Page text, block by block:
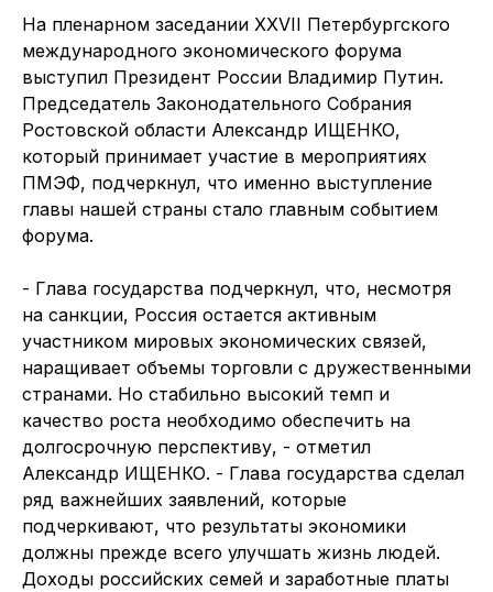
На пленарном заседании XXVII Петербургского
международного экономического форума
выступил Президент России Владимир Путин.
Председатель Законодательного Собрания
Ростовской области Александр ИЩЕНКО,
который принимает участие в мероприятиях
ПМЭФ, подчеркнул, что именно выступление
главы нашей страны стало главным событием
форума.
- Глава государства подчеркнул, что, несмотря
на санкции, Россия остается активным
участником мировых экономических связей,
наращивает объемы торговли с дружественными
странами. Но стабильно высокий темп и
качество роста необходимо обеспечить на
долгосрочную перспективу, - отметил
Александр ИЩЕНКО. - Глава государства сделал
ряд важнейших заявлений, которые
подчеркивают, что результаты экономики
должны прежде всего улучшать жизнь людей.
Доходы российских семей и заработные платы